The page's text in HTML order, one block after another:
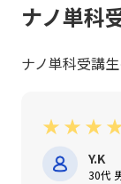
ナノ単科
ナノ単科受講
★ ★ ★
Y.K
30代